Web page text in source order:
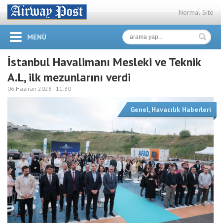
Normal Site
MENÜ
İstanbul Havalimanı Mesleki ve Teknik
A.L, ilk mezunlarını verdi
06 Haziran 2026 - 11:30
Genel, Havacılık Haberleri